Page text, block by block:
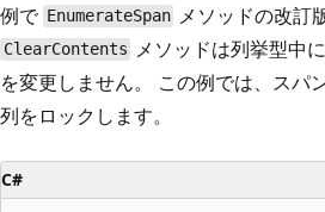
例で EnumerateSpan メソッドの改訂
ClearContents メソッドは列挙型中
を変更しません。 この例では、スパ
列をロックします。
C#